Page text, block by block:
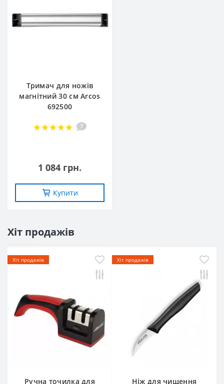
Тримач для ножів
магнітний 30 см Arcos
692500
7
1 084 грн.
Купити
Хіт продажів
Хіт продажів
Ручна точилка для
Хіт продажів
Ніж для чищення